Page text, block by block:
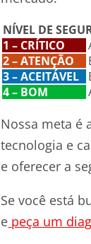
NÍVEL DE
1 – CRÍTICO
2 – ATENÇÃO
3 – ACEITÁVEL
4 – BOM
Nossa meta é
tecnologia e
e oferecer a
Se você está
e peça um